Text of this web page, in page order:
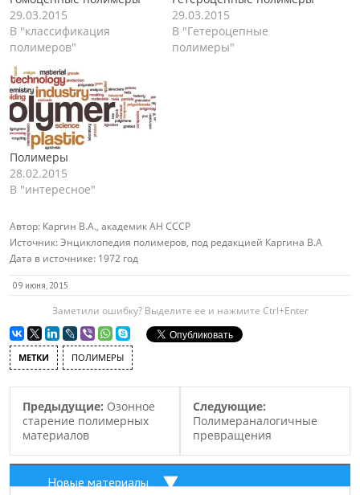
29.03.2015
В "классификация
полимеров"
29.03.2015
В "Гетероцепные
полимеры"
Полимеры
28.02.2015
В "интересное"
Автор: Каргин В.А., академик АН СССР
Источник:Энциклопедия полимеров, под редакцией Каргина В.А
Дата в источнике: 1972 год
09 июня, 2015
Заметили ошибку? Выделите ее и нажмите Ctrl+Enter
МЕТКИ ПОЛИМЕРЫ
Предыдущие: Озонное
старение полимерных
материалов
Следующие:
Полимераналогичные
превращения
Новые материалы